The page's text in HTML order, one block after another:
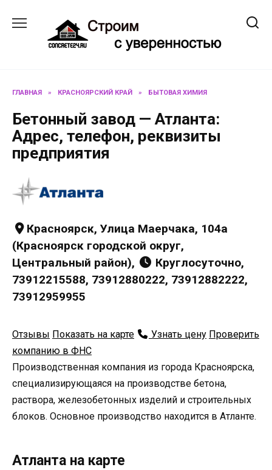
содержанию
ГЛАВНАЯ » КРАСНОЯРСКИЙ КРАЙ » БЫТОВАЯ ХИМИЯ
Бетонный завод — Атланта:
Адрес, телефон, реквизиты
предприятия
Красноярск, Улица Маерчака, 104а
(Красноярск городской округ,
Центральный район),
Круглосуточно,
73912215588, 73912880222, 73912882222,
73912959955
Отзывы Показать на карте Узнать цену Проверить
компанию в ФНС
Производственная компания из города Красноярска,
специализирующаяся на производстве бетона,
раствора, железобетонных изделий и строительных
блоков. Основное производство находится в Атланте.
Атланта на карте